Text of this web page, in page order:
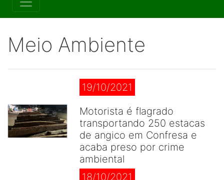
Meio Ambiente
19/10/2021
Motorista é flagrado
transportando 250 estacas
de angico em Confresa e
acaba preso por crime
ambiental
18/10/2021